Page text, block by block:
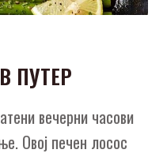
ПУТЕР
вечерни часови
Овој печен лосос